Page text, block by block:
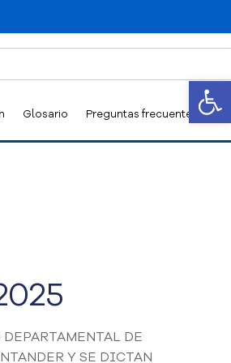
Glosario Preguntas frecuentes
DE
Y SE DICTAN